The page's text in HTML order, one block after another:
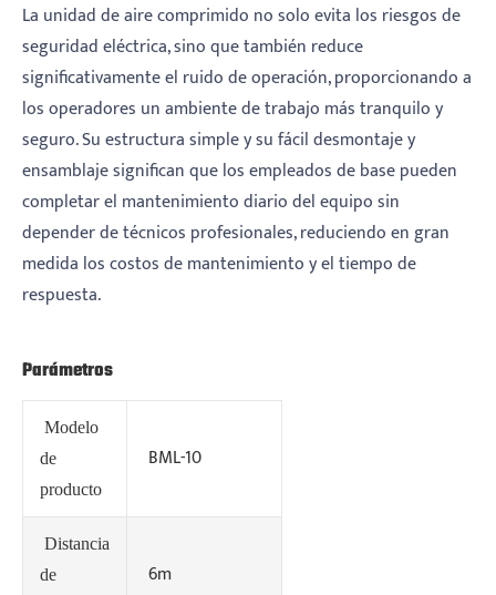
La unidad de aire comprimido no solo evita los riesgos de
seguridad eléctrica, sino que también reduce
significativamente el ruido de operación, proporcionando a
los operadores un ambiente de trabajo más tranquilo y
seguro. Su estructura simple y su fácil desmontaje y
ensamblaje significan que los empleados de base pueden
completar el mantenimiento diario del equipo sin
depender de técnicos profesionales, reduciendo en gran
medida los costos de mantenimiento y el tiempo de
respuesta.
Parámetros
Modelo
de
producto
BML-10
Distancia
de
6m